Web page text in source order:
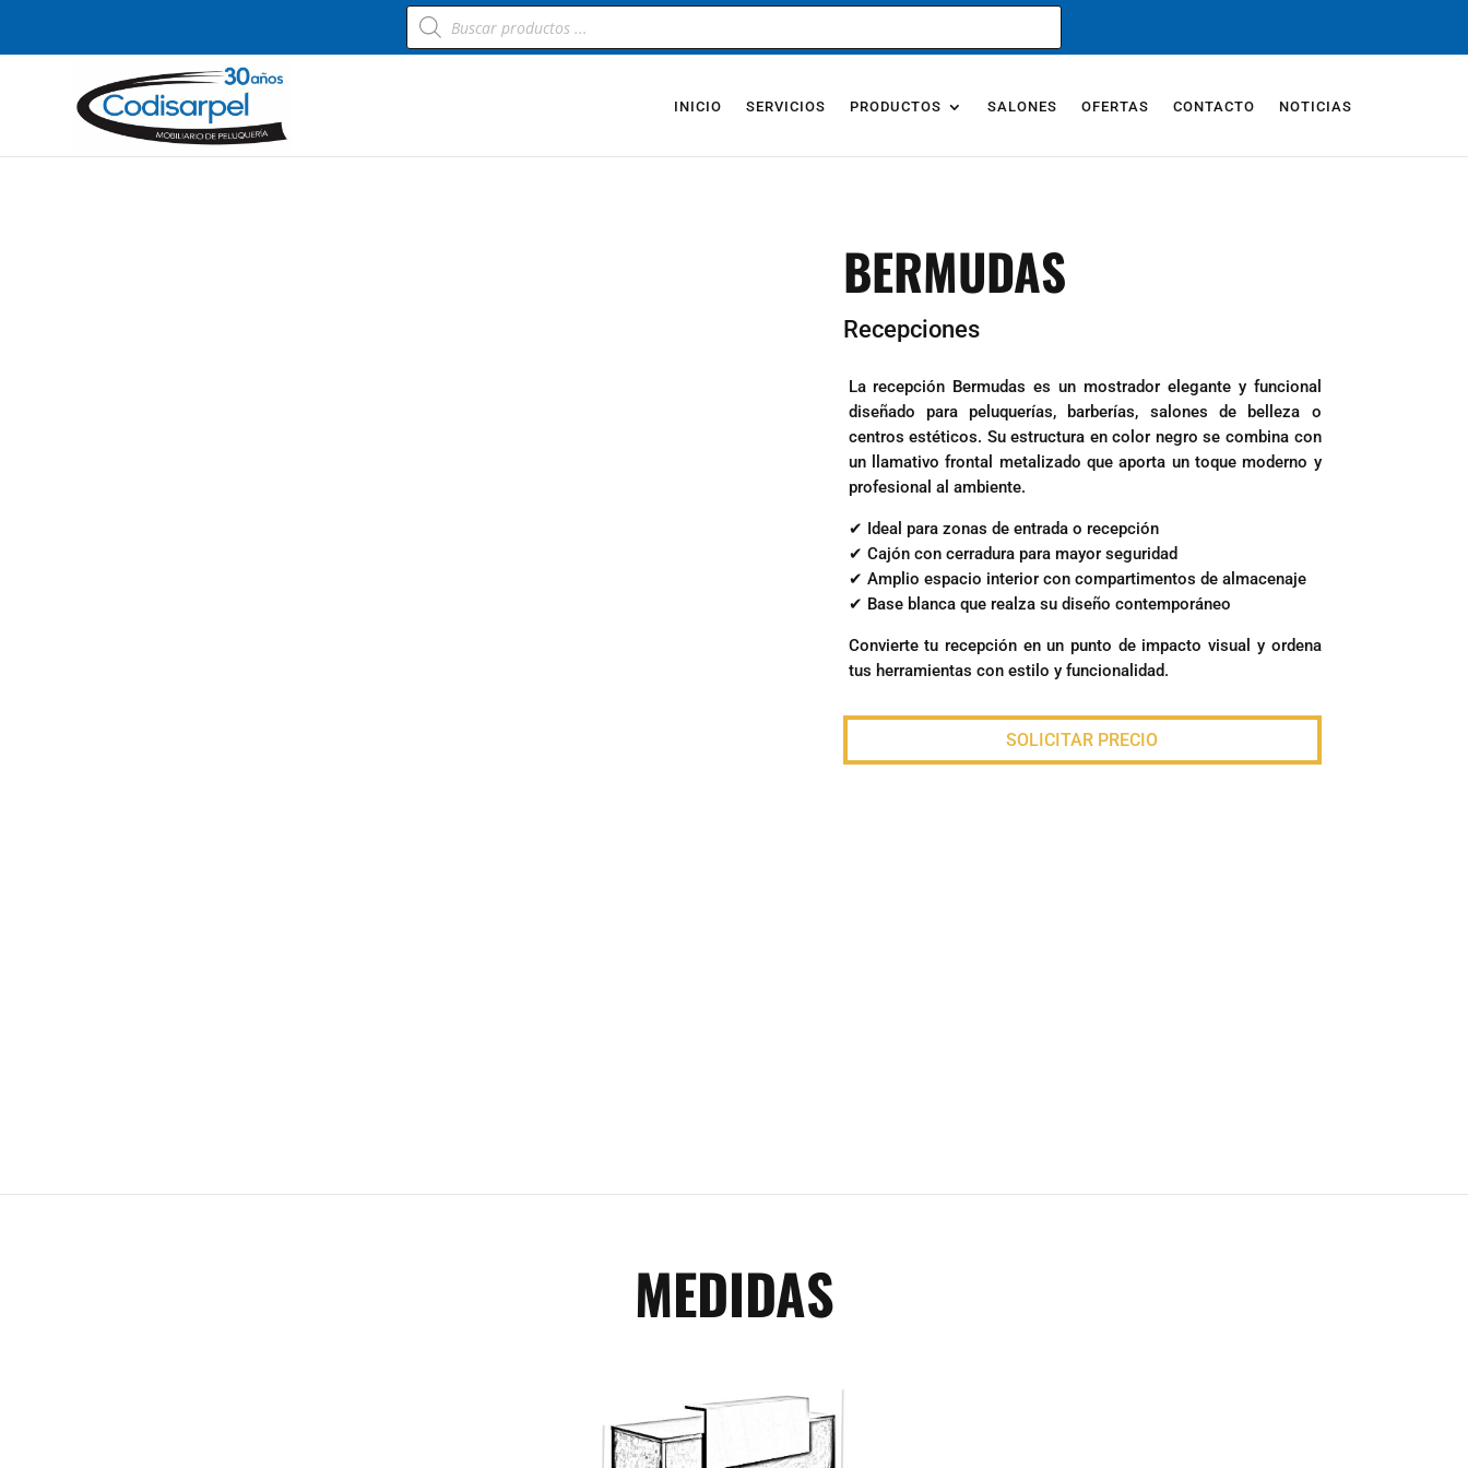
Búsqueda
de
productos
INICIO SERVICIOS PRODUCTOS SALONES OFERTAS CONTACTO NOTICIAS
BERMUDAS
Recepciones
La recepción Bermudas es un mostrador elegante y funcional
diseñado para peluquerías, barberías, salones de belleza o
centros estéticos. Su estructura en color negro se combina con
un llamativo frontal metalizado que aporta un toque moderno y
profesional al ambiente.
✔ Ideal para zonas de entrada o recepción
✔ Cajón con cerradura para mayor seguridad
✔ Amplio espacio interior con compartimentos de almacenaje
✔ Base blanca que realza su diseño contemporáneo
Convierte tu recepción en un punto de impacto visual y ordena
tus herramientas con estilo y funcionalidad.
SOLICITAR PRECIO
MEDIDAS